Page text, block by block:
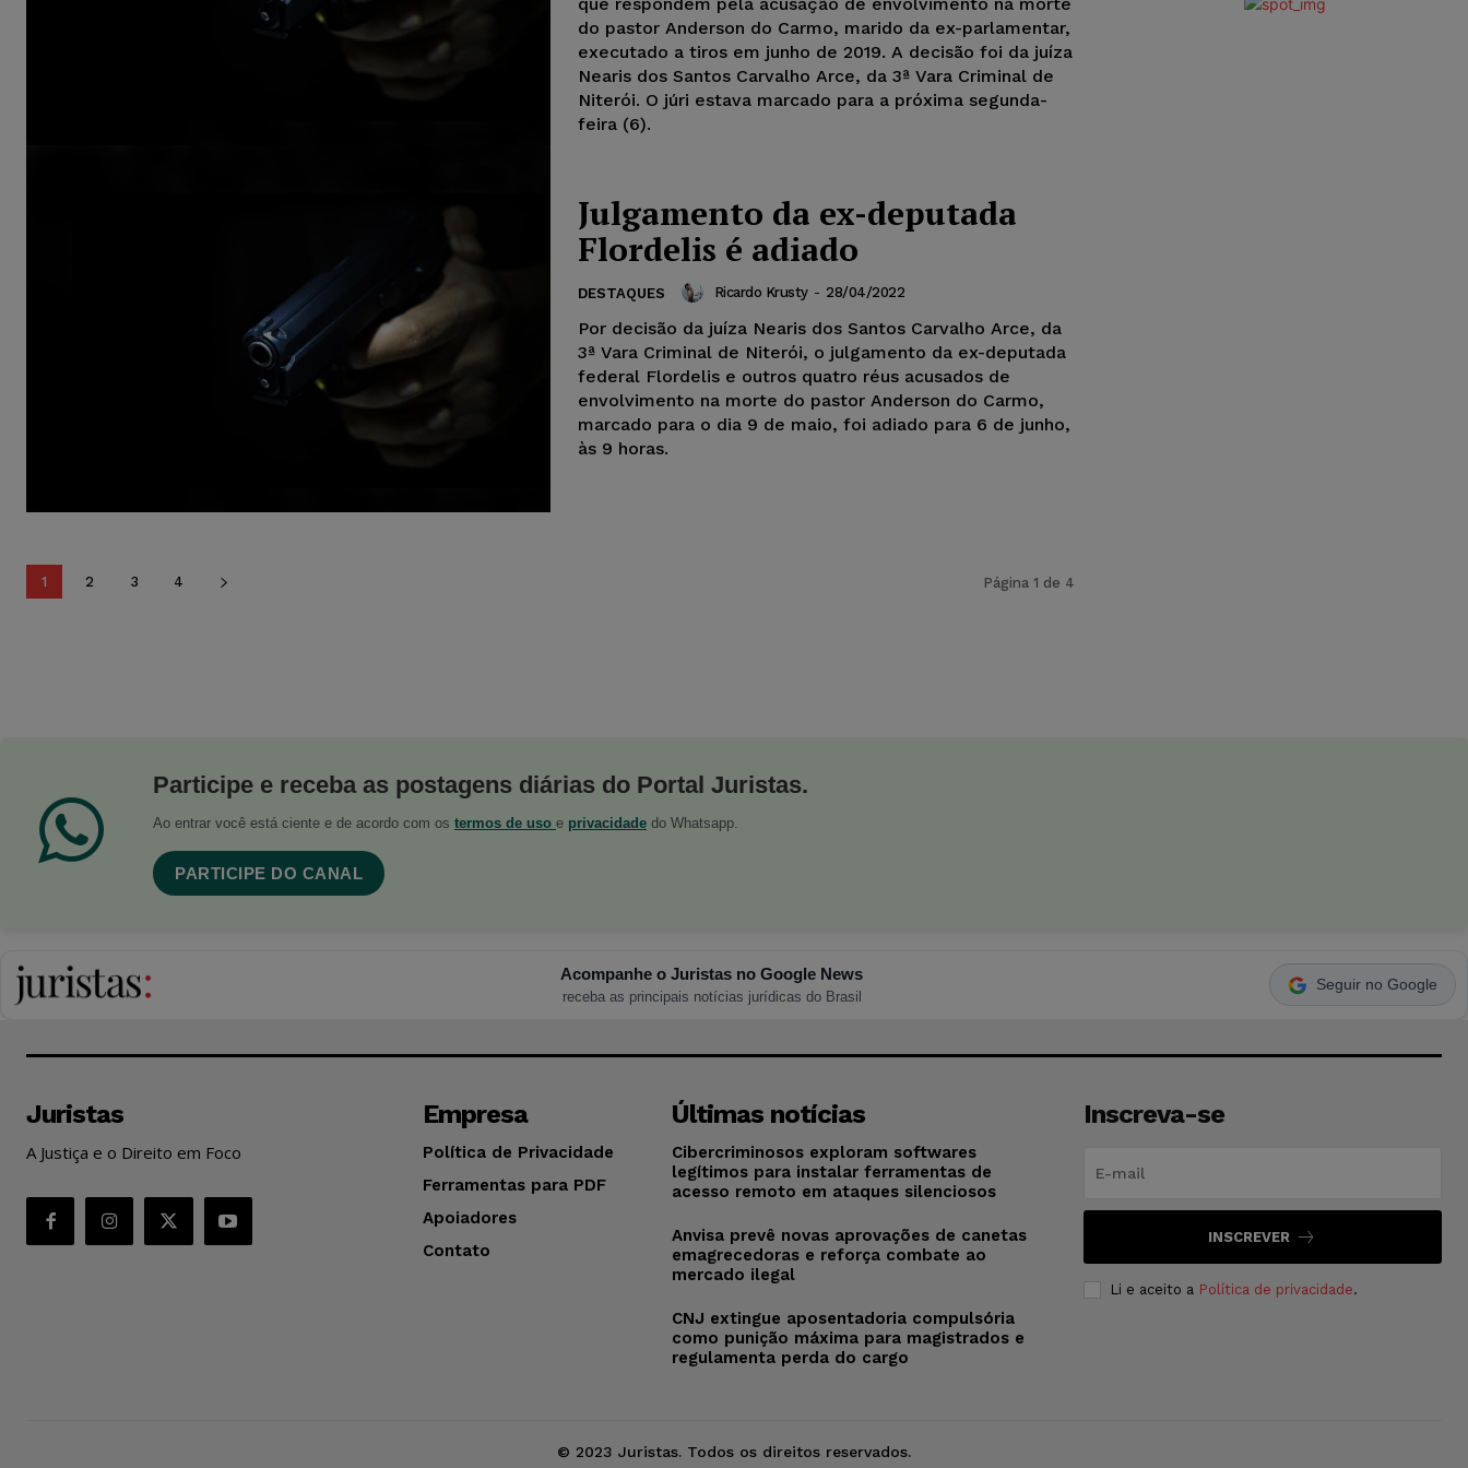
do pastor Anderson do Carmo, marido da ex-parlamentar,
executado a tiros em junho de 2019. A decisão foi da juíza
Nearis dos Santos Carvalho Arce, da 3ª Vara Criminal de
Niterói. O júri estava marcado para a próxima segunda-
feira (6).
Julgamento da ex-deputada
Flordelis é adiado
DESTAQUES Ricardo Krusty - 28/04/2022
Por decisão da juíza Nearis dos Santos Carvalho Arce, da
3ª Vara Criminal de Niterói, o julgamento da ex-deputada
federal Flordelis e outros quatro réus acusados de
envolvimento na morte do pastor Anderson do Carmo,
marcado para o dia 9 de maio, foi adiado para 6 de junho,
às 9 horas.
1 2 3 4 Página 1 de 4
Participe e receba as postagens diárias do Portal Juristas.
Ao entrar você está ciente e de acordo com os termos de uso e privacidade do Whatsapp.
PARTICIPE DO CANAL
Acompanhe o Juristas no Google News
receba as principais notícias jurídicas do Brasil
Seguir no Google
Juristas
A Justiça e o Direito em Foco
Empresa
Política de Privacidade
Ferramentas para PDF
Apoiadores
Contato
Últimas notícias
Cibercriminosos exploram softwares
legítimos para instalar ferramentas de
acesso remoto em ataques silenciosos
Anvisa prevê novas aprovações de canetas
emagrecedoras e reforça combate ao
mercado ilegal
CNJ extingue aposentadoria compulsória
como punição máxima para magistrados e
regulamenta perda do cargo
Inscreva-se
INSCREVER
Li e aceito a Política de privacidade.
© 2023 Juristas. Todos os direitos reservados.